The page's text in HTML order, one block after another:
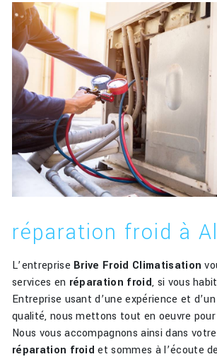
réparation froid à
L’entreprise Brive Froid Climatisation
services en réparation froid, si vous
Entreprise usant d’une expérience et
qualité, nous mettons tout en oeuvre
Nous vous accompagnons ainsi dans
réparation froid et sommes à l’écoute